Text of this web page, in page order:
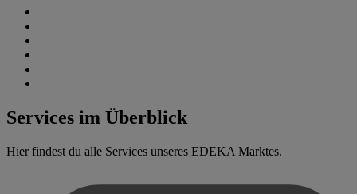
Services im Überblick
Hier findest du alle Services unseres EDEKA Marktes.